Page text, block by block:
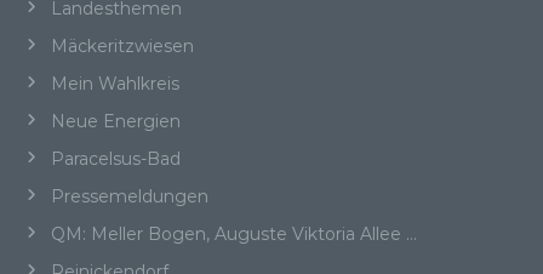
Landesthemen
Mäckeritzwiesen
Mein Wahlkreis
Neue Energien
Paracelsus-Bad
Pressemeldungen
QM: Meller Bogen, Auguste Viktoria Allee …
identifizierbare natürliche Person, deren
personenbezogene Daten von dem für die
werden.
c) Verarbeitung